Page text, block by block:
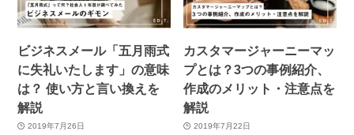
ビジネスメール「五月雨式
に失礼いたします」の意味
は？ 使い方と言い換えを
解説
2019年7月26日
カスタマージャーニーマッ
プとは？3つの事例紹介、
作成のメリット・注意点を
解説
2019年7月22日